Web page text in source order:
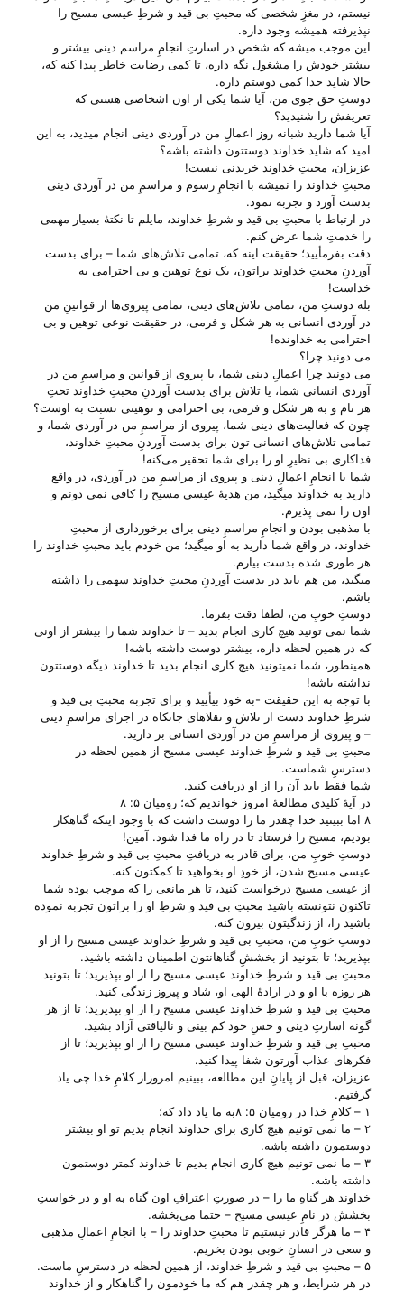
نیستم، در مغزِ شخصی که محبتِ بی‌ قید و شرطِ عیسی مسیح را
نپذیرفته همیشه وجود داره.
این موجب میشه که شخص در اسارتِ انجامِ مراسم دینی بیشتر و
بیشتر خودش را مشغول نگه داره، تا کمی رضایت خاطر پیدا کنه که،
حالا شاید خدا کمی دوستم داره.
دوستِ حق جوی من، آیا شما یکی از اون اشخاصی هستی‌ که
تعریفش را شنیدید؟
آیا شما دارید شبانه روز اعمالِ من در آوردی دینی انجام میدید، به این
امید که شاید خداوند دوستتون داشته باشه؟
عزیزان، محبتِ خداوند خریدنی نیست!
محبتِ خداوند را نمیشه با انجامِ رسوم و مراسمِ من در آوردی دینی
بدست آورد و تجربه نمود.
در ارتباط با محبتِ بی‌ قید و شرطِ خداوند، مایلم تا نکتهٔ بسیار مهمی
را خدمتِ شما عرض کنم.
دقت بفرمأیید؛ حقیقت اینه که، تمامی تلاش‌های شما – برای بدست
آوردنِ محبتِ خداوند براتون، یک نوع توهین و بی‌ احترامی به
خداست!
بله دوستِ من، تمامی تلاش‌های دینی، تمامی پیروی‌ها از قوانینِ من
در آوردی انسانی به هر شکل و فرمی، در حقیقت نوعی توهین و بی‌
احترامی به خداونده!
می‌ دونید چرا؟
می‌ دونید چرا اعمالِ دینی شما، یا پیروی از قوانین و مراسمِ من در
آوردی انسانی شما، یا تلاش برای بدست آوردنِ محبتِ خداوند تحتِ
هر نام و به هر شکل و فرمی، بی‌ احترامی و توهینی نسبت به اوست؟
چون که فعالیت‌های دینی شما، پیروی از مراسمِ من در آوردی شما، و
تمامی تلاش‌های انسانی تون برای بدست آوردنِ محبتِ خداوند،
فداکاری بی‌ نظیرِ او را برای شما تحقیر می‌‌کنه!
شما با انجامِ اعمالِ دینی و پیروی از مراسمِ من در آوردی، در واقع
دارید به خداوند میگید، من هدیهٔ عیسی مسیح را کافی نمی دونم و
اون را نمی پذیرم.
با مذهبی بودن و انجامِ مراسمِ دینی برای برخورداری از محبتِ
خداوند، در واقع شما دارید به او میگید؛ من خودم باید محبتِ خداوند را
هر طوری شده بدست بیارم.
میگید، من هم باید در بدست آوردنِ محبتِ خداوند سهمی را داشته
باشم.
دوستِ خوبِ من، لطفا دقت بفرما.
شما نمی تونید هیچ کاری انجام بدید – تا خداوند شما را بیشتر از اونی
که در همین لحظه داره، بیشتر دوست داشته باشه!
همینطور، شما نمیتونید هیچ کاری انجام بدید تا خداوند دیگه دوستتون
نداشته باشه!
با توجه به این حقیقت -به خود بیأیید و برای تجربه محبتِ بی‌ قید و
شرطِ خداوند دست از تلاش و تقلا‌های جانکاه در اجرای مراسمِ دینی
– و پیروی از مراسمِ من در آوردی انسانی بر دارید.
محبتِ بی‌ قید و شرطِ خداوند عیسی مسیح از همین لحظه در
دسترسِ شماست.
شما فقط باید آن را از او دریافت کنید.
در آیهٔ کلیدی مطالعهٔ امروز خواندیم که؛ رومیان ۵: ۸
۸ اما ببینید خدا چقدر ما را دوست داشت که با وجود اینکه گناهکار
بودیم، مسیح را فرستاد تا در راه ما فدا شود. آمین!
دوستِ خوبِ من، برای قادر به دریافتِ محبتِ بی‌ قید و شرطِ خداوند
عیسی مسیح شدن، از خودِ او بخواهید تا کمکتون کنه.
از عیسی مسیح درخواست کنید، تا هر مانعی را که موجب بوده شما
تاکنون نتونسته باشید محبتِ بی‌ قید و شرطِ او را براتون تجربه نموده
باشید را، از زندگیتون بیرون کنه.
دوستِ خوبِ من، محبتِ بی‌ قید و شرطِ خداوند عیسی مسیح را از او
بپذیرید؛ تا بتونید از بخششِ گناهانتون اطمینان داشته باشید.
محبتِ بی‌ قید و شرطِ خداوند عیسی مسیح را از او بپذیرید؛ تا بتونید
هر روزه با او و در ارادهٔ الهی او، شاد و پیروز زندگی کنید.
محبتِ بی‌ قید و شرطِ خداوند عیسی مسیح را از او بپذیرید؛ تا از هر
گونه اسارتِ دینی و حسِ خود کم بینی و نالیاقتی آزاد بشید.
محبتِ بی‌ قید و شرطِ خداوند عیسی مسیح را از او بپذیرید؛ تا از
فکر‌های عذاب آورتون شفا پیدا کنید.
عزیزان، قبل از پایانِ این مطالعه، ببینیم امروزاز کلامِ خدا چی‌ یاد
گرفتیم.
۱ – کلامِ خدا در رومیان ۵: ۸به ما یاد داد که؛
۲ – ما نمی تونیم هیچ کاری برای خداوند انجام بدیم تو او بیشتر
دوستمون داشته باشه.
۳ – ما نمی تونیم هیچ کاری انجام بدیم تا خداوند کمتر دوستمون
داشته باشه.
خداوند هر گناهِ ما را – در صورتِ اعترافِ اون گناه به او و در خواستِ
بخشش در نامِ عیسی مسیح – حتما می‌‌بخشه.
۴ – ما هرگز قادر نیستیم تا محبتِ خداوند را – با انجامِ اعمالِ مذهبی
و سعی در انسانِ خوبی بودن بخریم.
۵ – محبتِ بی‌ قید و شرطِ خداوند، از همین لحظه در دسترسِ ماست.
در هر شرایط، و هر چقدر هم که ما خودمون را گناهکار و از خداوند